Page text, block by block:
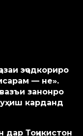
эҷодкориро
— не».
занонро
карданд
дар Тоҷикистон